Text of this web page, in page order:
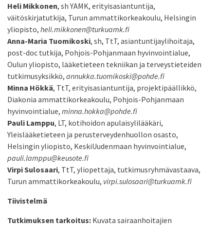
Heli Mikkonen, sh YAMK, erityisasiantuntija,
väitöskirjatutkija, Turun ammattikorkeakoulu, Helsingin
yliopisto, heli.mikkonen@turkuamk.fi
Anna-Maria Tuomikoski, sh, TtT, asiantuntijaylihoitaja,
post-doc tutkija, Pohjois-Pohjanmaan hyvinvointialue,
Oulun yliopisto, lääketieteen tekniikan ja terveystieteiden
tutkimusyksikkö, annukka.tuomikoski@pohde.fi
Minna Hökkä, TtT, erityisasiantuntija, projektipäällikkö,
Diakonia ammattikorkeakoulu, Pohjois-Pohjanmaan
hyvinvointialue, minna.hokka@pohde.fi
Pauli Lamppu, LT, kotihoidon apulaisylilääkäri,
Yleislääketieteen ja perusterveydenhuollon osasto,
Helsingin yliopisto, KeskiUudenmaan hyvinvointialue,
pauli.lamppu@keusote.fi
Virpi Sulosaari, TtT, yliopettaja, tutkimusryhmävastaava,
Turun ammattikorkeakoulu, virpi.sulosaari@turkuamk.fi
Tiivistelmä
Tutkimuksen tarkoitus: Kuvata sairaanhoitajien